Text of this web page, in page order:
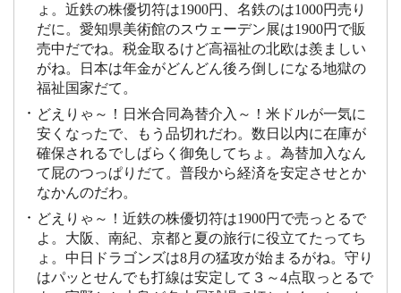
ょ。近鉄の株優切符は1900円、名鉄のは1000円売り
だに。愛知県美術館のスウェーデン展は1900円で販
売中だでね。税金取るけど高福祉の北欧は羨ましい
がね。日本は年金がどんどん後ろ倒しになる地獄の
福祉国家だて。
どえりゃ～！日米合同為替介入～！米ドルが一気に
安くなったで、もう品切れだわ。数日以内に在庫が
確保されるでしばらく御免してちょ。為替加入なん
て屁のつっぱりだて。普段から経済を安定させとか
なかんのだわ。
どえりゃ～！近鉄の株優切符は1900円で売っとるで
よ。大阪、南紀、京都と夏の旅行に役立てたってち
ょ。中日ドラゴンズは8月の猛攻が始まるがね。守り
はパッとせんでも打線は安定して３～4点取っとるで